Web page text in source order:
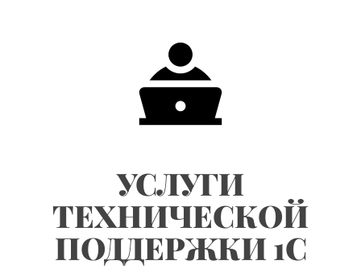
УСЛУГИ
ТЕХНИЧЕСКОЙ
ПОДДЕРЖКИ 1С